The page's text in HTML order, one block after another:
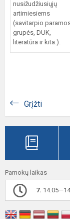
nusižudžiusiųjų
artimiesiems
(savitarpio
grupės, DUK,
literatūra ir kita.).
Grįžti
Pamokų laikas
7.